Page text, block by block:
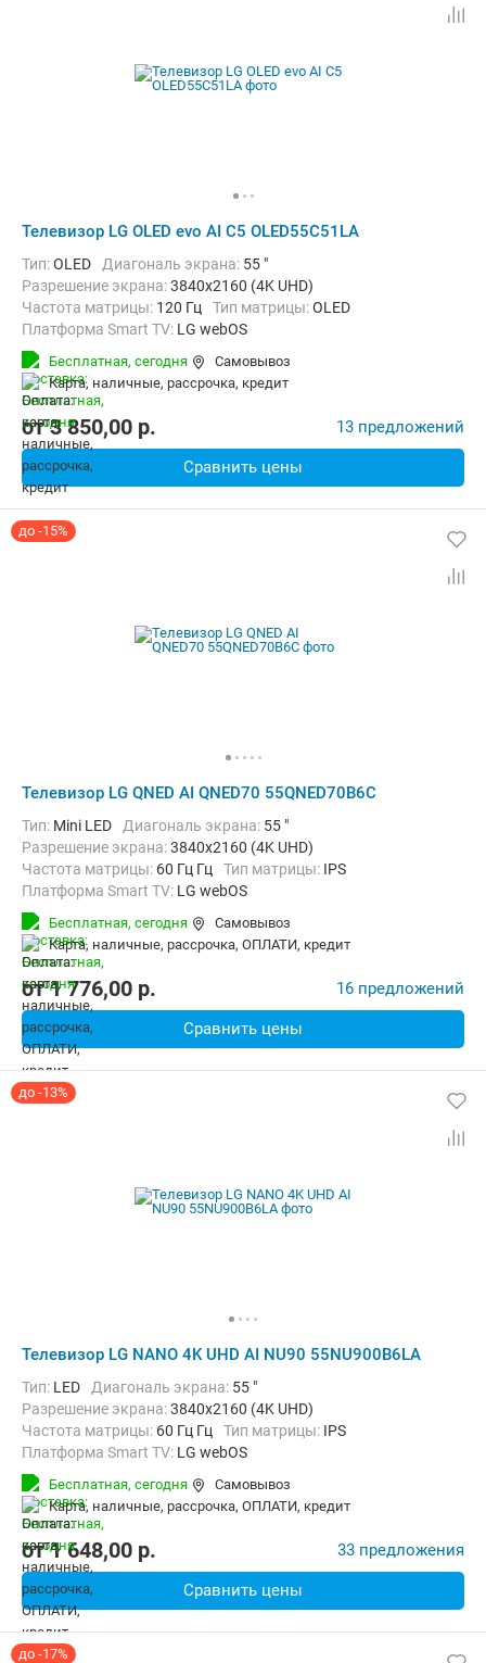
Телевизор LG OLED evo AI C5 OLED55C51LA
Тип:OLED Диагональ экрана: 55 "
Разрешение экрана:3840x2160 (4K UHD)
Частота матрицы: 120 Гц Тип матрицы:OLED
Платформа Smart TV: LG webOS
Беспроводные интерфейсы:
Бесплатная, сегодня
Самовывоз
карта, наличные, рассрочка, кредит
от3 850,00 p. 13 предложений
Сравнить цены
до -15%
Телевизор LG QNED AI QNED70 55QNED70B6C
Тип: Mini LED Диагональ экрана: 55 "
Разрешение экрана:3840x2160 (4K UHD)
Частота матрицы: 60 Гц Гц Тип матрицы: IPS
Платформа Smart TV: LG webOS
Беспроводные интерфейсы:
Бесплатная, сегодня
Самовывоз
карта, наличные, рассрочка, ОПЛАТИ, кредит
от1 776,00 p. 16 предложений
Сравнить цены
до -13%
Телевизор LG NANO 4K UHD AI NU90 55NU900B6LA
Тип: LED Диагональ экрана: 55 "
Разрешение экрана:3840x2160 (4K UHD)
Частота матрицы: 60 Гц Гц Тип матрицы: IPS
Платформа Smart TV: LG webOS
Беспроводные интерфейсы:
Бесплатная, сегодня
Самовывоз
карта, наличные, рассрочка, ОПЛАТИ, кредит
от1 648,00 p. 33 предложения
Сравнить цены
до -17%